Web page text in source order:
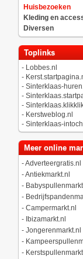
Huisbezoeken
Kleding en
Diversen
Toplinks
- Lobbes.nl
-
- Sinterklaas-
-
-
- Kerstweblog.nl
- Sinterklaas-
Meer online
-Adverteergratis.nl
-Antiekmarkt.nl
-
-
- Campermarkt.nl
- Ibizamarkt.nl
- Jongerenmarkt.nl
-
-